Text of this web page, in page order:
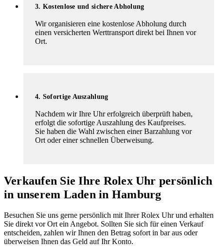
3. Kostenlose und sichere Abholung
Wir organisieren eine kostenlose Abholung durch
einen versicherten Werttransport direkt bei Ihnen vor
Ort.
4. Sofortige Auszahlung
Nachdem wir Ihre Uhr erfolgreich überprüft haben,
erfolgt die sofortige Auszahlung des Kaufpreises.
Sie haben die Wahl zwischen einer Barzahlung vor
Ort oder einer schnellen Überweisung.
Verkaufen Sie Ihre Rolex Uhr persönlich
in unserem Laden in Hamburg
Besuchen Sie uns gerne persönlich mit Ihrer Rolex Uhr und erhalten
Sie direkt vor Ort ein Angebot. Sollten Sie sich für einen Verkauf
entscheiden, zahlen wir Ihnen den Betrag sofort in bar aus oder
überweisen Ihnen das Geld auf Ihr Konto.